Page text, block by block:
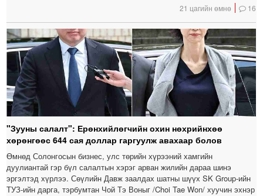
21 цагийн өмнө 16
"Зууны салалт": Ерөнхийлөгчийн охин нөхрийнхөө
хөрөнгөөс 644 сая доллар гаргуулж авахаар болов
Өмнөд Солонгосын бизнес, улс төрийн хүрээний хамгийн
дуулиантай гэр бүл салалтын хэрэг арван жилийн дараа шинэ
эргэлтэд хүрлээ. Сөүлийн Давж заалдах шатны шүүх SK Group-ийн
ТУЗ-ийн дарга, тэрбумтан Чой Тэ Воныг /Choi Tae Won/ хуучин эхнэр